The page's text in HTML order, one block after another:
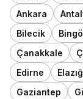
Ankara
Bilecik
Çanakkale
Edirne
Elazığ
Gaziantep